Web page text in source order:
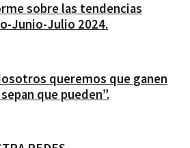
sobre las tendencias
Junio-Julio 2024.
queremos que ganen
que pueden”.